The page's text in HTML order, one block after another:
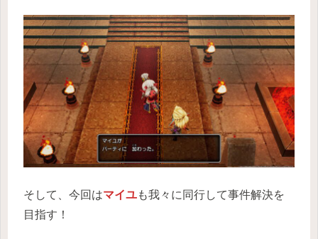
そして、今回はマイユも我々に同行して事件解決を
目指す！